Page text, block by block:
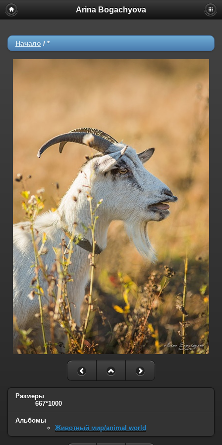
Arina Bogachyova
Начало / *
Размеры
667*1000
Альбомы
Животный мир/animal world